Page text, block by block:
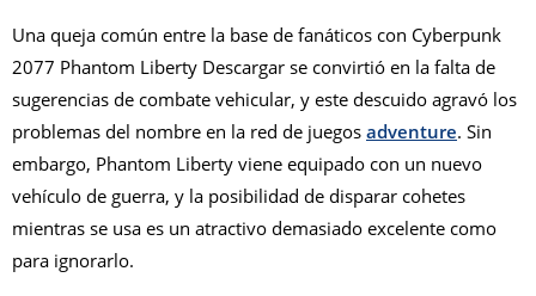
Una queja común entre la base de fanáticos con Cyberpunk
2077 Phantom Liberty Descargar se convirtió en la falta de
sugerencias de combate vehicular, y este descuido agravó los
problemas del nombre en la red de juegos adventure. Sin
embargo, Phantom Liberty viene equipado con un nuevo
vehículo de guerra, y la posibilidad de disparar cohetes
mientras se usa es un atractivo demasiado excelente como
para ignorarlo.